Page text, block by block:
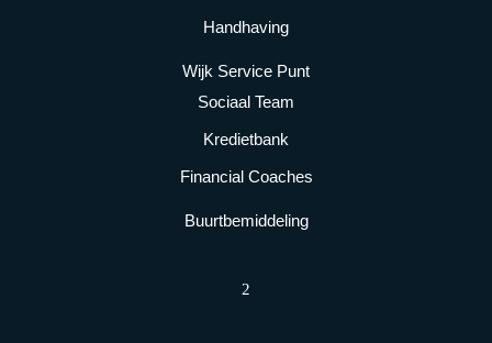
Handhaving
Wijk Service Punt
Sociaal Team
Kredietbank
Financial Coaches
Buurtbemiddeling
2